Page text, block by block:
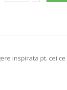
inspirata pt. cei